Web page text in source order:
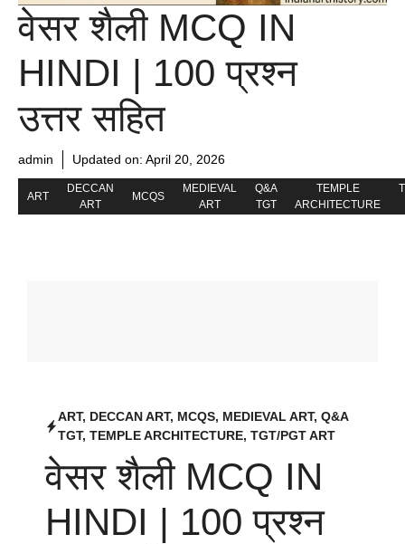
वेसर शैली MCQ IN
HINDI | 100 प्रश्न
उत्तर सहित
admin Updated on: April 20, 2026
ART
DECCAN
ART
MCQS
MEDIEVAL
ART
Q&A
TGT
TEMPLE
ARCHITECTURE
ART, DECCAN ART, MCQS, MEDIEVAL ART, Q&A
TGT, TEMPLE ARCHITECTURE, TGT/PGT ART
वेसर शैली MCQ IN
HINDI | 100 प्रश्न